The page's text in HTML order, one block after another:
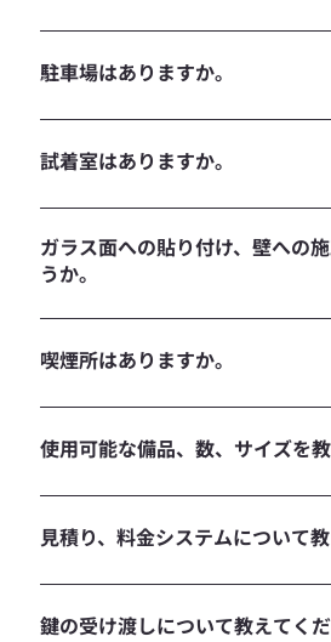
スペース内、飲食は可能となります
確認させていただきますので、ご希
駐車場はありますか。
駐車場はありません。
試着室はありますか。
ご用意はありません。持ち込みをお
ル業者の紹介も可能です。
ガラス面への貼り付け、壁への
うか。
入口のみ可能となります。 要確認と
際はご相談ください。飛散防止加工
への直張りや打ち込みは不可となっ
喫煙所はありますか。
喫煙所はありません。
使用可能な備品、数、サイズを教
HP掲載のもの
見積り、料金システムについて教
時間貸し¥44,000 / 1h 一日貸し（9時
7:00-8:00 20％割増 8:00-9:00 10％割
鍵の受け渡しについて教えてくだ